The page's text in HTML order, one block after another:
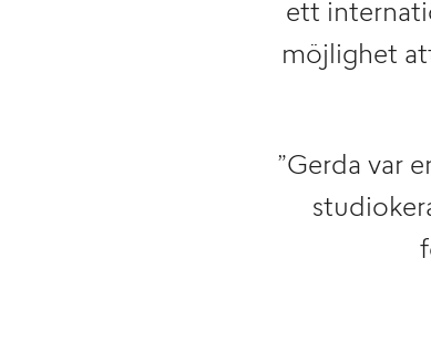
ett
möjlighet
”Gerda var